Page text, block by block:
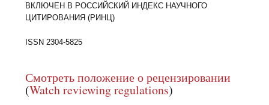
ВКЛЮЧЕН В РОССИЙСКИЙ ИНДЕКС НАУЧНОГО
ЦИТИРОВАНИЯ (РИНЦ)
ISSN 2304-5825
Смотреть положение о рецензировании
(Watch reviewing regulations)